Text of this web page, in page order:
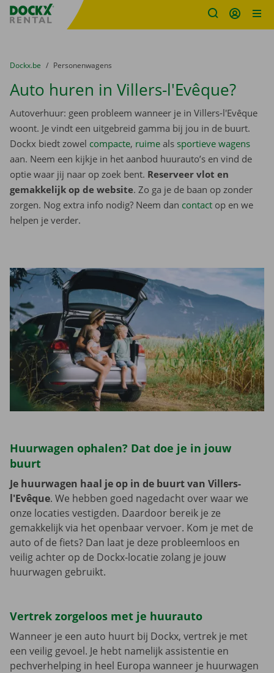
Fratello DEMO
U bevindt zich hier:
van
Dockx.be naar
Personenwagens
Auto huren in Villers-l'Evêque?
Autoverhuur: geen probleem wanneer je in Villers-l'Evêque
woont. Je vindt een uitgebreid gamma bij jou in de buurt.
Dockx biedt zowel compacte, ruime als sportieve wagens
aan. Neem een kijkje in het aanbod huurauto’s en vind de
optie waar jij naar op zoek bent. Reserveer vlot en
gemakkelijk op de website. Zo ga je de baan op zonder
zorgen. Nog extra info nodig? Neem dan contact op en we
helpen je verder.
Huurwagen ophalen? Dat doe je in jouw
buurt
Je huurwagen haal je op in de buurt van Villers-
l'Evêque. We hebben goed nagedacht over waar we
onze locaties vestigden. Daardoor bereik je ze
gemakkelijk via het openbaar vervoer. Kom je met de
auto of de fiets? Dan laat je deze probleemloos en
veilig achter op de Dockx-locatie zolang je jouw
huurwagen gebruikt.
Vertrek zorgeloos met je huurauto
Wanneer je een auto huurt bij Dockx, vertrek je met
een veilig gevoel. Je hebt namelijk assistentie en
pechverhelping in heel Europa wanneer je huurwagen